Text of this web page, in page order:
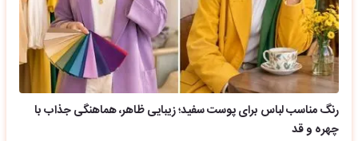
رنگ مناسب لباس برای پوست سفید؛ زیبایی ظاهر، هماهنگی جذاب با
چهره و قد